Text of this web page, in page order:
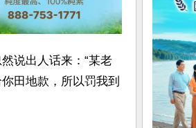
说出人话来：“某老
田地款，所以罚我到